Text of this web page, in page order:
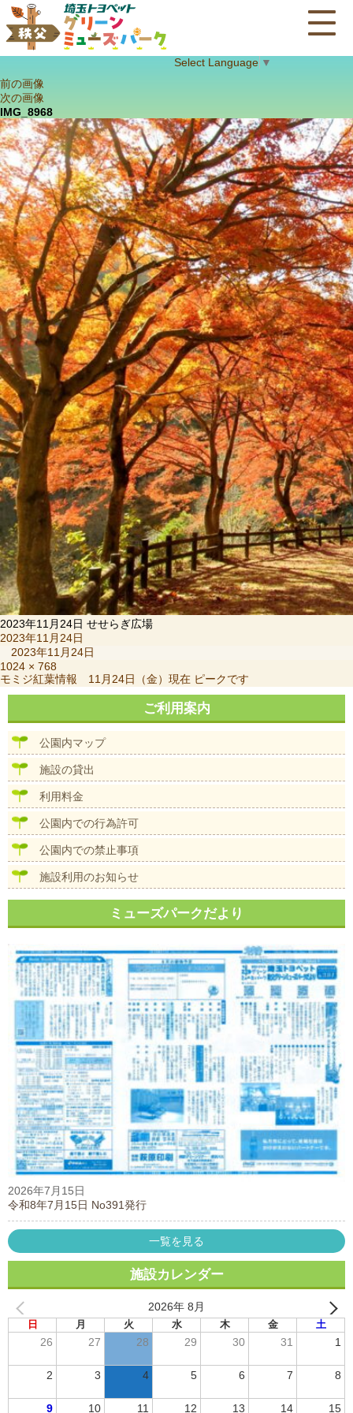
Select Language ▼
前の画像
次の画像
IMG_8968
2023年11月24日 せせらぎ広場
投
日:
2023年11月24日
2023年11月24日
フ
ル
サ
ズ
1024 × 768
投
稿
ビ
モミジ紅葉情報 11月24日（金）現在 ピークです
ご利用案内
公園内マップ
施設の貸出
利用料金
公園内での行為許可
公園内での禁止事項
施設利用のお知らせ
ミューズパークだより
2026年7月15日
令和8年7月15日 No391発行
一覧を見る
施設カレンダー
2026年 8月
日 月 火 水 木 金 土
26 27 28 29 30 31 1
2 3 4 5 6 7 8
9 10 11 12 13 14 15